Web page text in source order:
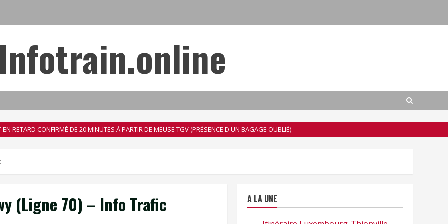
Infotrain.online
RETARD CONFIRMÉ DE 20 MINUTES À PARTIR DE MEUSE TGV (PRÉSENCE D'UN BAGAGE OUBLIÉ)
(Ligne 70) – Info Trafic A LA UNE